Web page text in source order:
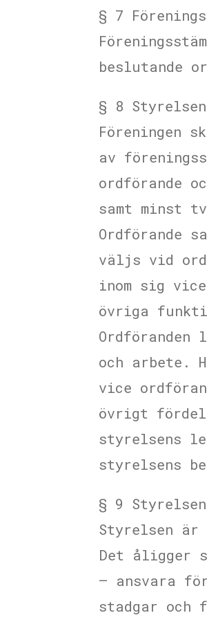
§ 7
beslutande
§ 8 Styrelsen
Föreningen
av
ordförande
samt minst
Ordförande
väljs vid
inom sig
övriga
och arbete.
vice
övrigt
styrelsens
styrelsens
§ 9
Styrelsen är
Det åligger
– ansvara
stadgar och